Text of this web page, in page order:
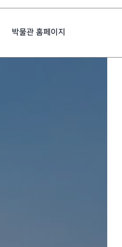
박물관 홈페이지